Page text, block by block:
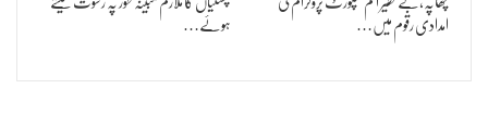
امدادی رقوم میں…
ہوئے…